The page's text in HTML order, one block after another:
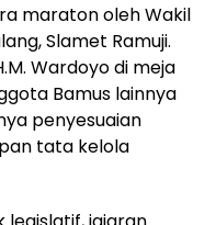
maraton oleh Wakil
Slamet Ramuji.
Wardoyo di meja
Bamus lainnya
penyesuaian
tata kelola